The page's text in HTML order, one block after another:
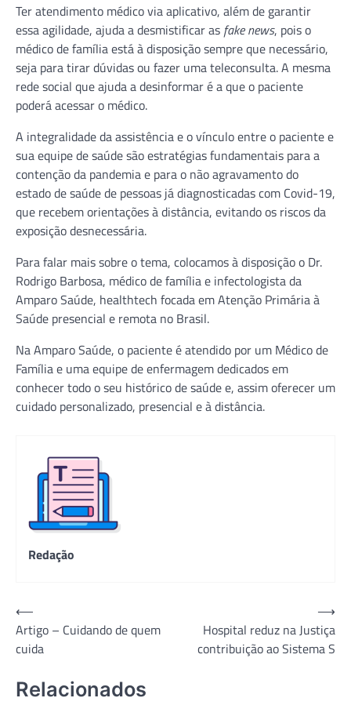
Ter atendimento médico via aplicativo, além de garantir
essa agilidade, ajuda a desmistificar as fake news, pois o
médico de família está à disposição sempre que necessário,
seja para tirar dúvidas ou fazer uma teleconsulta. A mesma
rede social que ajuda a desinformar é a que o paciente
poderá acessar o médico.
A integralidade da assistência e o vínculo entre o paciente e
sua equipe de saúde são estratégias fundamentais para a
contenção da pandemia e para o não agravamento do
estado de saúde de pessoas já diagnosticadas com Covid-19,
que recebem orientações à distância, evitando os riscos da
exposição desnecessária.
Para falar mais sobre o tema, colocamos à disposição o Dr.
Rodrigo Barbosa, médico de família e infectologista da
Amparo Saúde, healthtech focada em Atenção Primária à
Saúde presencial e remota no Brasil.
Na Amparo Saúde, o paciente é atendido por um Médico de
Família e uma equipe de enfermagem dedicados em
conhecer todo o seu histórico de saúde e, assim oferecer um
cuidado personalizado, presencial e à distância.
Redação
Navegação
de
Post
⟵
Artigo – Cuidando de quem
cuida
Hospital reduz na Justiça
contribuição ao Sistema S
⟶
Relacionados